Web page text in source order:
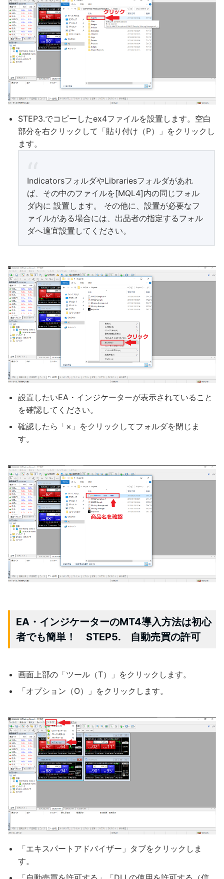
STEP3.でコピーしたex4ファイルを設置します。空白
部分を右クリックして「貼り付け（P）」をクリックし
ます。
IndicatorsフォルダやLibrariesフォルダがあれ
ば、その中のファイルを[MQL4]内の同じフォル
ダ内に 設置します。 その他に、設置が必要なフ
ァイルがある場合には、出品者の指定するフォル
ダへ適宜設置してください。
設置したいEA・インジケーターが表示されていること
を確認してください。
確認したら「×」をクリックしてフォルダを閉じま
す。
EA・インジケーターのMT4導入方法は初心
者でも簡単！ STEP5. 自動売買の許可
画面上部の「ツール（T）」をクリックします。
「オプション（O）」をクリックします。
「エキスパートアドバイザー」タブをクリックしま
す。